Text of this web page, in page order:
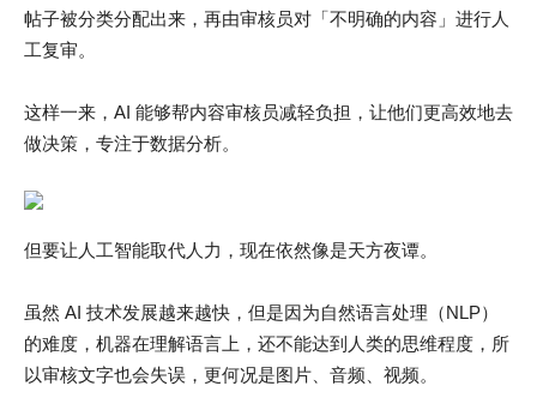
帖子被分类分配出来，再由审核员对「不明确的内容」进行人
工复审。
这样一来，AI 能够帮内容审核员减轻负担，让他们更高效地去
做决策，专注于数据分析。
但要让人工智能取代人力，现在依然像是天方夜谭。
虽然 AI 技术发展越来越快，但是因为自然语言处理（NLP）
的难度，机器在理解语言上，还不能达到人类的思维程度，所
以审核文字也会失误，更何况是图片、音频、视频。